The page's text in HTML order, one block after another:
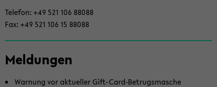
Te­le­fon: +49 521 106 88088
Fax: +49 521 106 15 88088
Mel­dun­gen
War­nung vor ak­tu­el­ler Gift-​Card‑Be­trugs­ma­sche